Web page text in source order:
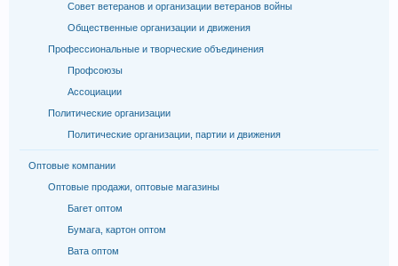
Совет ветеранов и организации ветеранов войны
Общественные организации и движения
Профессиональные и творческие объединения
Профсоюзы
Ассоциации
Политические организации
Политические организации, партии и движения
Оптовые компании
Оптовые продажи, оптовые магазины
Багет оптом
Бумага, картон оптом
Вата оптом